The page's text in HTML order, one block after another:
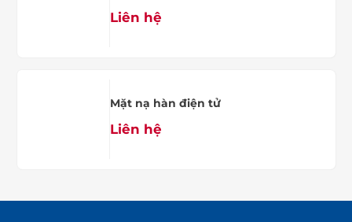
Liên hệ
Mặt nạ hàn điện tử
Liên hệ